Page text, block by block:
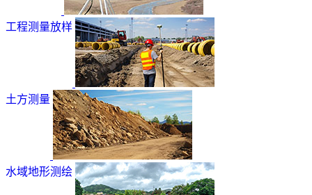
工程测量放样
土方测量
水域地形测绘